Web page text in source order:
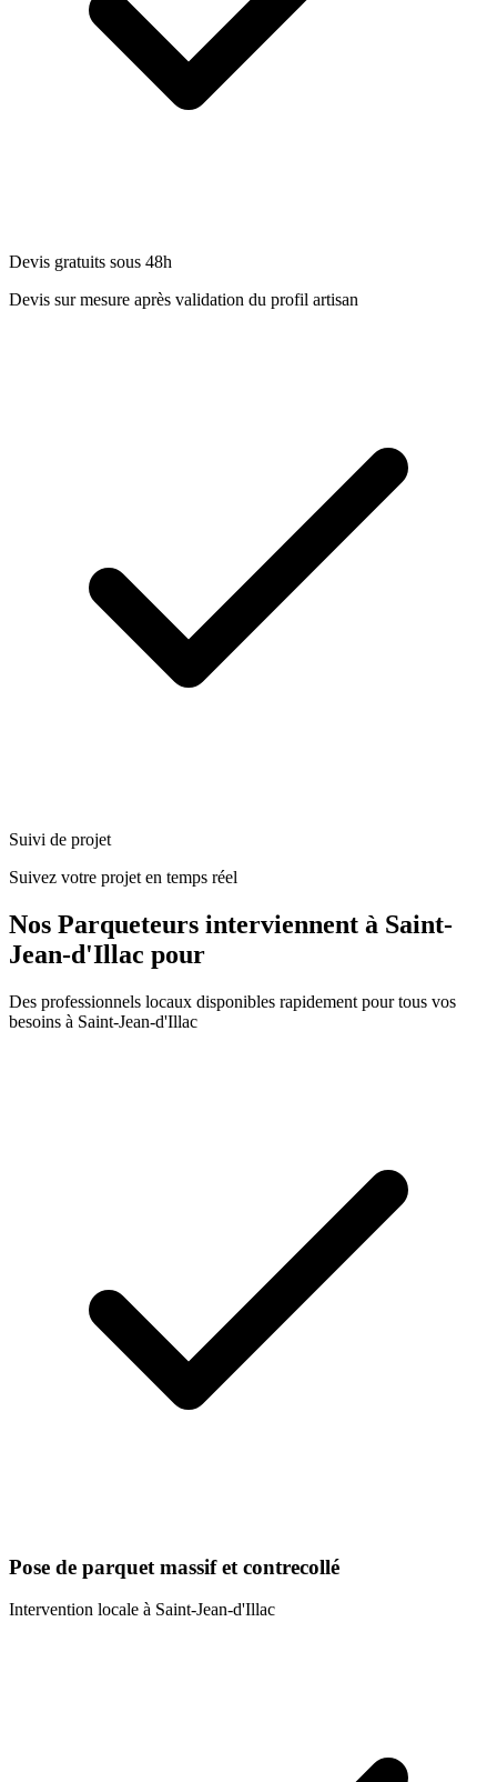
Devis gratuits sous 48h
Devis sur mesure après validation du profil artisan
Suivi de projet
Suivez votre projet en temps réel
Nos Parqueteurs interviennent à Saint-
Jean-d'Illac pour
Des professionnels locaux disponibles rapidement pour tous vos
besoins à Saint-Jean-d'Illac
Pose de parquet massif et contrecollé
Intervention locale à Saint-Jean-d'Illac